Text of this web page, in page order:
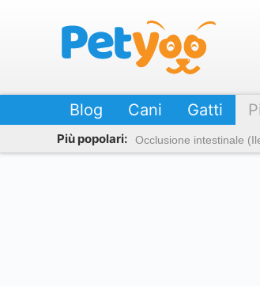
Blog Cani Gatti
Più popolari: Occlusione intestinale